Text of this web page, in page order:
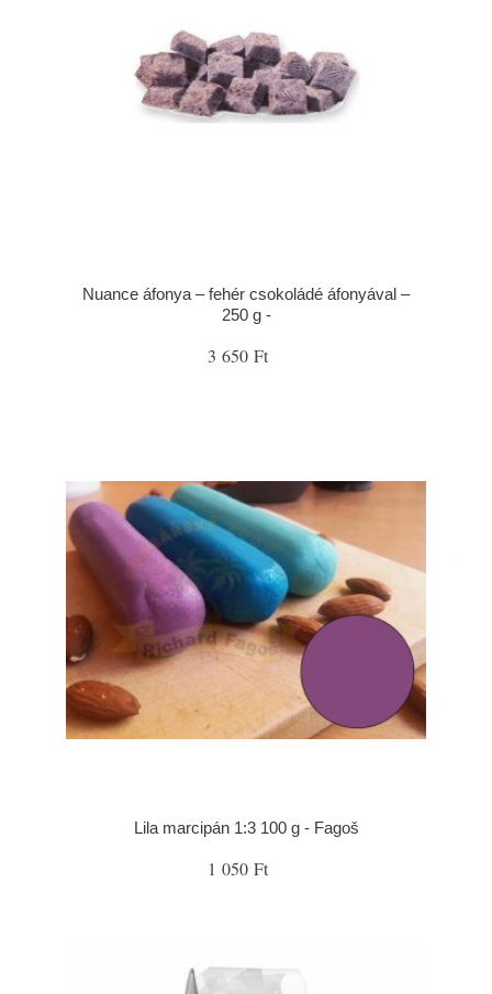
Nuance áfonya – fehér csokoládé áfonyával –
250 g -
3 650 Ft
Lila marcipán 1:3 100 g - Fagoš
1 050 Ft